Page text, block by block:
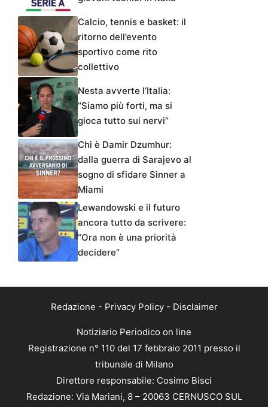
Calcio, tennis e basket: il
ritorno dell’evento
sportivo come rito
collettivo
Nesta avverte l’Italia:
“Siamo più forti, ma si
gioca tutto sui nervi”
Chi è Damir Dzumhur:
dalla guerra di Sarajevo al
sogno di sfidare Sinner a
Miami
Lewandowski e il futuro
ancora tutto da scrivere:
“Ora non è una priorità
decidere”
Redazione - Privacy Policy- Disclaimer
Notiziario Periodico on line
Registrazione n° 110 del 17 febbraio 2011 presso il
tribunale di Milano
Direttore responsabile: Cosimo Bisci
Redazione: Via Mariani, 8 – 20063 CERNUSCO SUL